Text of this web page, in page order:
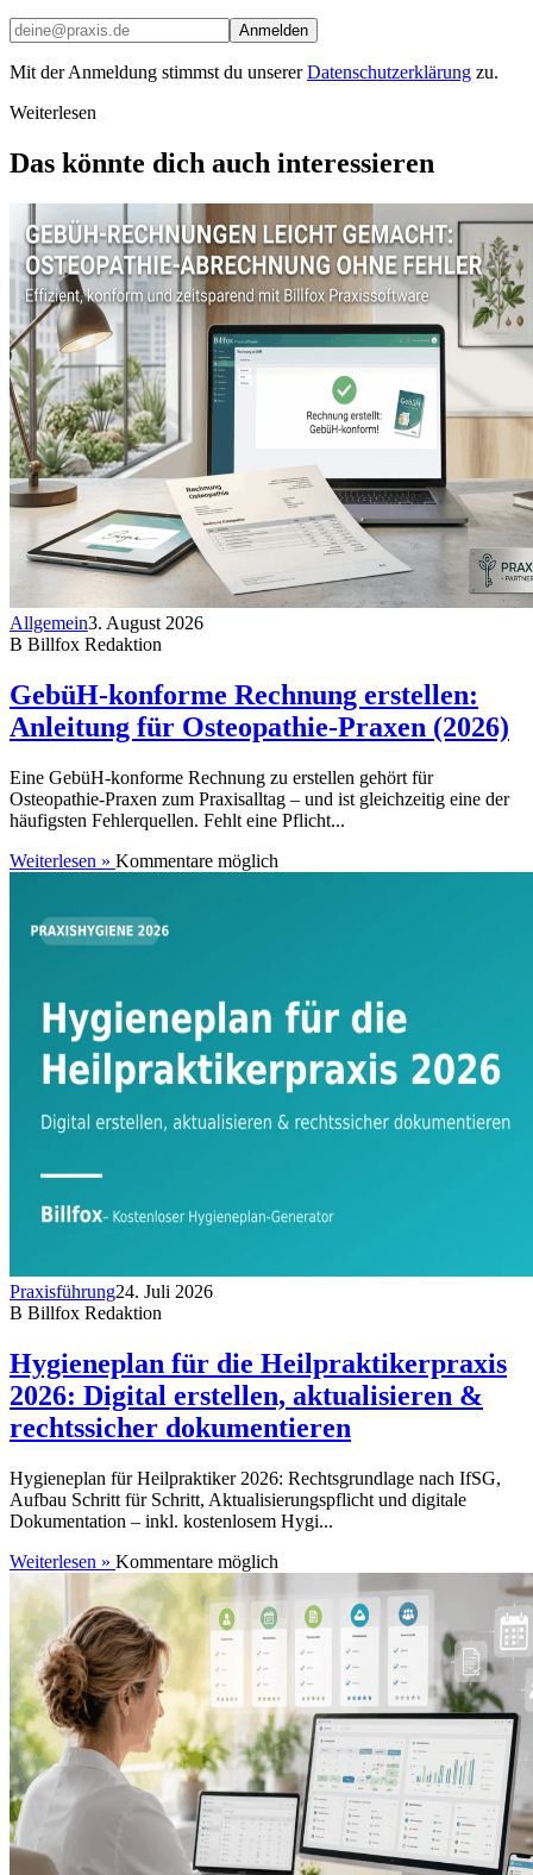
Anmelden
Mit der Anmeldung stimmst du unsererDatenschutzerklärung zu.
Weiterlesen
Das könnte dich auch interessieren
Allgemein3. August 2026
B Billfox Redaktion
GebüH-konforme Rechnung erstellen:
Anleitung für Osteopathie-Praxen (2026)
Eine GebüH-konforme Rechnung zu erstellen gehört für
Osteopathie-Praxen zum Praxisalltag – und ist gleichzeitig eine der
häufigsten Fehlerquellen. Fehlt eine Pflicht...
Weiterlesen » Kommentare möglich
Praxisführung24. Juli 2026
B Billfox Redaktion
Hygieneplan für die Heilpraktikerpraxis
2026: Digital erstellen, aktualisieren &
rechtssicher dokumentieren
Hygieneplan für Heilpraktiker 2026: Rechtsgrundlage nach IfSG,
Aufbau Schritt für Schritt, Aktualisierungspflicht und digitale
Dokumentation – inkl. kostenlosem Hygi...
Weiterlesen » Kommentare möglich